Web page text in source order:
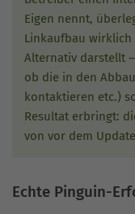
Eigen nennt,
Linkaufbau
Alternativ darstellt
ob die in den
kontaktieren etc.)
Resultat erbringt:
von vor dem
Echte Pinguin-